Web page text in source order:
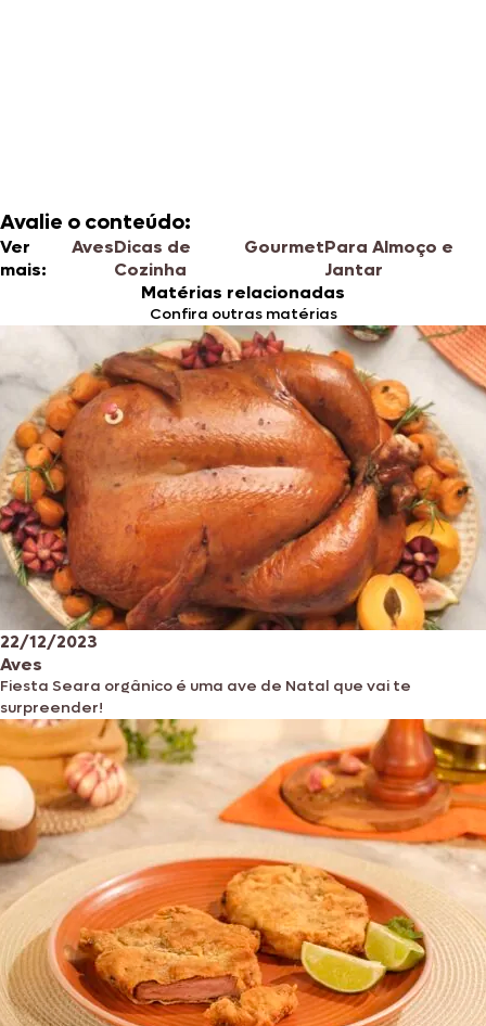
Avalie o conteúdo:
Ver
mais:
AvesDicas de
Cozinha
GourmetPara Almoço e
Jantar
Matérias relacionadas
Confira outras matérias
22/12/2023
Aves
Fiesta Seara orgânico é uma ave de Natal que vai te
surpreender!